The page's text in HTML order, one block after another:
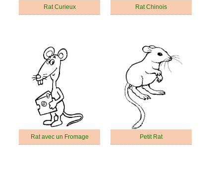
Rat Curieux Rat Chinois
Rat avec un Fromage Petit Rat